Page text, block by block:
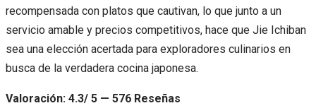
recompensada con platos que cautivan, lo que junto a un
servicio amable y precios competitivos, hace que Jie Ichiban
sea una elección acertada para exploradores culinarios en
busca de la verdadera cocina japonesa.
Valoración: 4.3/ 5 — 576 Reseñas